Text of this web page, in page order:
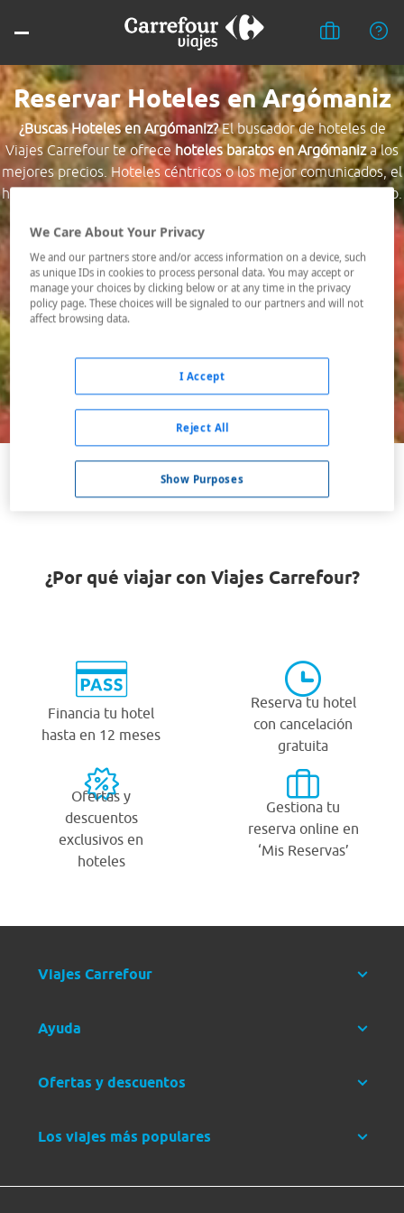
Reservar Hoteles en Argómaniz
¿Buscas Hoteles en Argómaniz?El buscador de hoteles de
Viajes Carrefour te ofrecehoteles baratos en Argómaniza los
mejores precios. Hoteles céntricos o los mejor comunicados, el
hotel que busques nosotros te lo encontramos al mejor precio.
Destino *
Fechas *
09/08/2026 - 10/08/2026
Buscar
VER TODOS LOS HOTELES BARATOS EN ARGÓMANIZ
¿Por qué viajar con Viajes Carrefour?
Financia tu hotel
hasta en 12 meses
Reserva tu hotel
con cancelación
gratuita
Ofertas y
descuentos
exclusivos en
hoteles
Gestiona tu
reserva online en
‘Mis Reservas’
Viajes Carrefour
Ayuda
Ofertas y descuentos
Los viajes más populares
We Care About Your Privacy
We and our partners store and/or access information on a device, such
as unique IDs in cookies to process personal data. You may accept or
manage your choices by clicking below or at any time in the privacy
policy page. These choices will be signaled to our partners and will not
affect browsing data.
Show Purposes
Reject All
I Accept